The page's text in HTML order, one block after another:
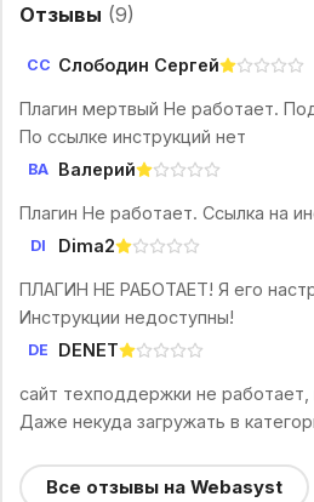
Отзывы (9)
СС Слободин Сергей
Плагин мертвый Не работает.
По ссылке инструкций нет
ВА Валерий
Плагин Не работает. Ссылка на
DI Dima2
ПЛАГИН НЕ РАБОТАЕТ! Я его
Инструкции недоступны!
DE DENET
сайт техподдержки не работает,
Даже некуда загружать в
Все отзывы на Webasyst